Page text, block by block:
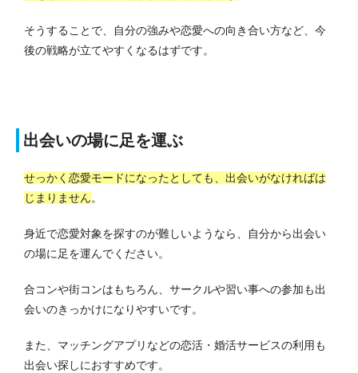
そうすることで、自分の強みや恋愛への向き合い方など、今
後の戦略が立てやすくなるはずです。
出会いの場に足を運ぶ
せっかく恋愛モードになったとしても、出会いがなければは
じまりません。
身近で恋愛対象を探すのが難しいようなら、自分から出会い
の場に足を運んでください。
合コンや街コンはもちろん、サークルや習い事への参加も出
会いのきっかけになりやすいです。
また、マッチングアプリなどの恋活・婚活サービスの利用も
出会い探しにおすすめです。